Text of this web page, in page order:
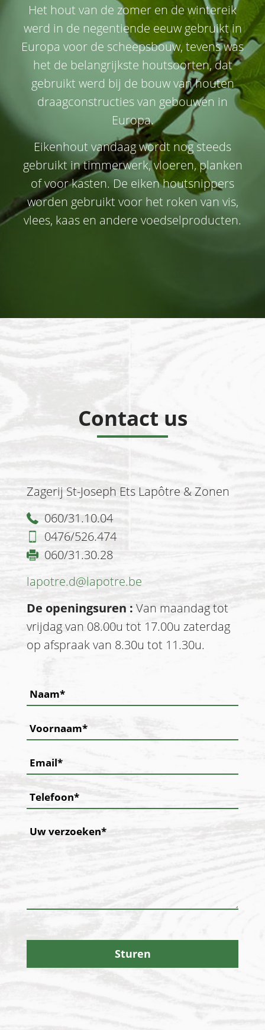
Het hout van de zomer en de wintereik
werd in de negentiende eeuw gebruikt in
Europa voor de scheepsbouw, tevens was
het de belangrijkste houtsoorten, dat
gebruikt werd bij de bouw van houten
draagconstructies van gebouwen in
Europa.
Eikenhout vandaag wordt nog steeds
gebruikt in timmerwerk, vloeren, planken
of voor kasten. De eiken houtsnippers
worden gebruikt voor het roken van vis,
vlees, kaas en andere voedselproducten.
Contact us
Zagerij St-Joseph Ets Lapôtre & Zonen
060/31.10.04
0476/526.474
060/31.30.28
lapotre.d@lapotre.be
De openingsuren : Van maandag tot
vrijdag van 08.00u tot 17.00u zaterdag
op afspraak van 8.30u tot 11.30u.